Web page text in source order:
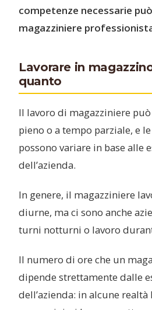
competenze necessarie
magazziniere
Lavorare in
quanto
Il lavoro di magazziniere
pieno o a tempo parziale, e
possono variare in base alle
dell’azienda.
In genere, il magazziniere
diurne, ma ci sono anche
turni notturni o lavoro
Il numero di ore che un
dipende strettamente dalle
dell’azienda: in alcune realtà